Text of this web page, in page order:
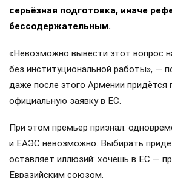
серьёзная подготовка, иначе
бессодержательным.
«Невозможно вывести этот вопрос
без институциональной работы», —
даже после этого Армении придётся
официальную заявку в ЕС.
При этом премьер признал:
и ЕАЭС невозможно. Выбирать
оставляет иллюзий: хочешь в ЕС —
Евразийским союзом.